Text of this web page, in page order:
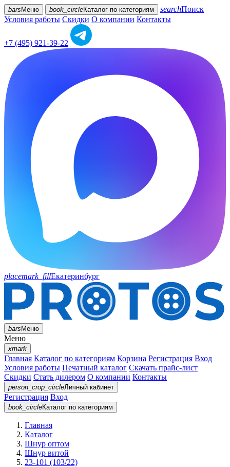
bars Меню book_circleКаталог по категориям searchПоиск
Условия работы Скидки О компании Контакты
+7 (495) 921-39-22
placemark_fillЕкатеринбург
barsМеню
Меню
xmark
Главная Каталог по категориям Корзина Регистрация Вход
Условия работы Печатный каталог Скачать прайс-лист
Скидки Стать дилером О компании Контакты
person_crop_circleЛичный кабинет
Регистрация Вход
book_circleКаталог по категориям
Главная
Каталог
Шнур оптом
Шнур витой
23-101 (103/22)